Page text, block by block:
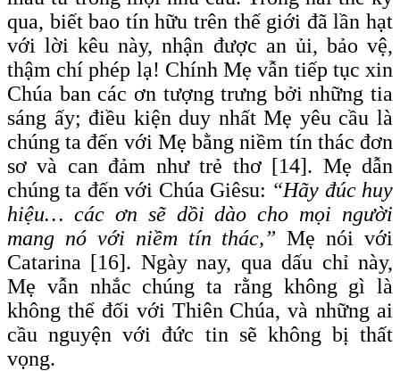
qua, biết bao tín hữu trên thế giới đã lần hạt
với lời kêu này, nhận được an ủi, bảo vệ,
thậm chí phép lạ! Chính Mẹ vẫn tiếp tục xin
Chúa ban các ơn tượng trưng bởi những tia
sáng ấy; điều kiện duy nhất Mẹ yêu cầu là
chúng ta đến với Mẹ bằng niềm tín thác đơn
sơ và can đảm như trẻ thơ [14]. Mẹ dẫn
chúng ta đến với Chúa Giêsu: “Hãy đúc huy
hiệu… các ơn sẽ dồi dào cho mọi người
mang nó với niềm tín thác,” Mẹ nói với
Catarina [16]. Ngày nay, qua dấu chỉ này,
Mẹ vẫn nhắc chúng ta rằng không gì là
không thể đối với Thiên Chúa, và những ai
cầu nguyện với đức tin sẽ không bị thất
vọng.